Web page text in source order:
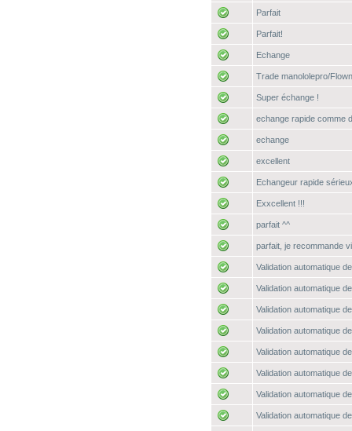
Parfait
Parfait!
Echange
Trade manololepro/
Super échange !
echange rapide comme
echange
excellent
Echangeur rapide
Exxcellent !!!
parfait ^^
parfait, je recommande
Validation automatique
Validation automatique
Validation automatique
Validation automatique
Validation automatique
Validation automatique
Validation automatique
Validation automatique